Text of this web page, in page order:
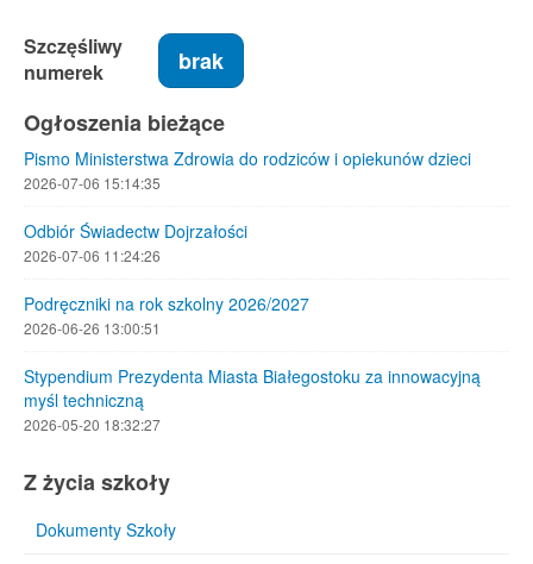
Szczęśliwy
numerek
brak
Ogłoszenia bieżące
Pismo Ministerstwa Zdrowia do rodziców i opiekunów dzieci
2026-07-06 15:14:35
Odbiór Świadectw Dojrzałości
2026-07-06 11:24:26
Podręczniki na rok szkolny 2026/2027
2026-06-26 13:00:51
Stypendium Prezydenta Miasta Białegostoku za innowacyjną
myśl techniczną
2026-05-20 18:32:27
Z życia szkoły
Dokumenty Szkoły